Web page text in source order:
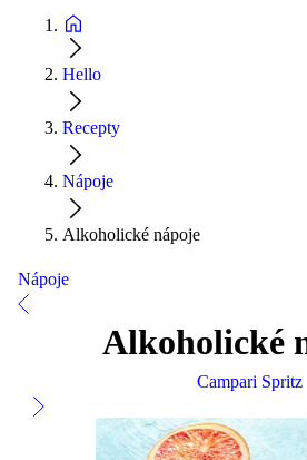
Hello
Recepty
Nápoje
Alkoholické nápoje
Nápoje
Alkoholické
Campari Spritz